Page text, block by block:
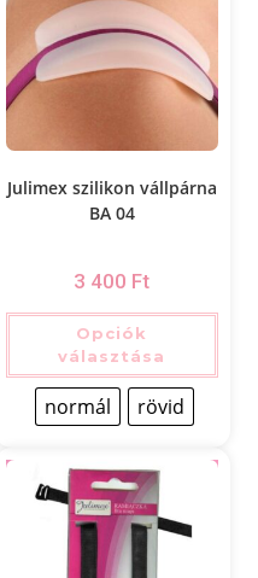
Julimex szilikon vállpárna
BA 04
3 400 Ft
Opciók
választása
normál rövid